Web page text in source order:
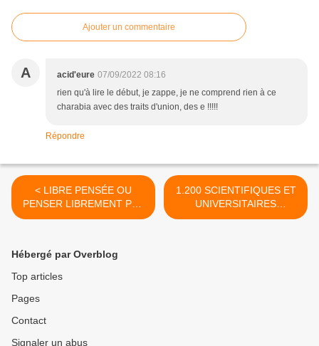
Ajouter un commentaire
A acid'eure 07/09/2022 08:16
rien qu'à lire le début, je zappe, je ne comprend rien à ce
charabia avec des traits d'union, des e !!!!!
Répondre
< LIBRE PENSÉE OU
PENSER LIBREMENT PAR
GABRIEL RASPAIL : LE
1.200 SCIENTIFIQUES ET
UNIVERSITAIRES
DÉCLARENT : «IL N’Y A
Hébergé par Overblog
Top articles
Pages
Contact
Signaler un abus